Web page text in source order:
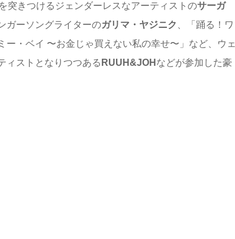
突きつけるジェンダーレスなアーティストのサーガ
ガーソングライターのガリマ・ヤジニク 、「踊る！ワ
ー・ベイ 〜お金じゃ買えない私の幸せ〜」など、ウェ
ィストとなりつつある RUUH&JOH などが参加した豪